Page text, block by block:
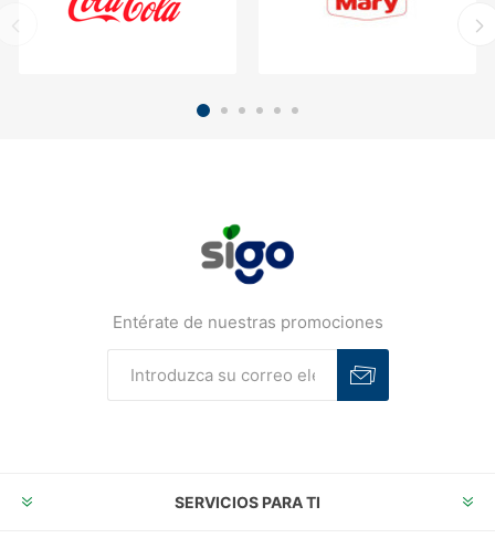
Entérate de nuestras promociones
SERVICIOS PARA TI